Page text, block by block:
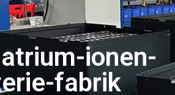
ionen-
fabrik